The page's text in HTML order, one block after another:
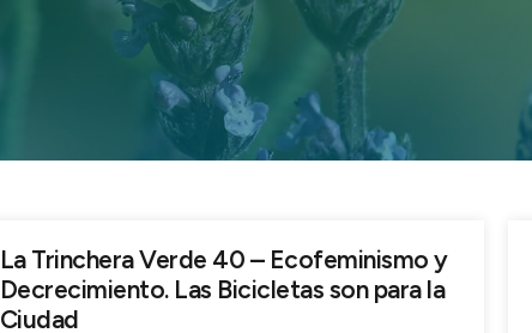
La Trinchera Verde 40 – Ecofeminismo y
Decrecimiento. Las Bicicletas son para la
Ciudad